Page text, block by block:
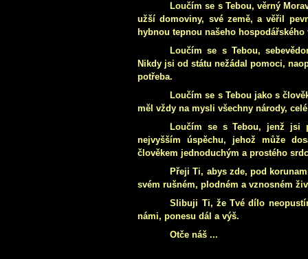
Loučím se s Tebou, věrný
užší domoviny, své země, a věřil
hybnou tepnou našeho hospodářského
Loučím se s Tebou,
Nikdy jsi od státu nežádal pomoci,
potřeba.
Loučím se s Tebou jako s
měl vždy na mysli všechny národy,
Loučím se s Tebou, jenž jsi
nejvyšším úspěchu, jehož může
člověkem jednoduchým a prostého
Přeji Ti, abys zde, pod
svém rušném, plodném a vznosném
Slibuji Ti, že Tvé dílo
námi, ponesu dál a výš.
Otče náš ...